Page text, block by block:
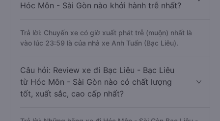
Hóc Môn - Sài Gòn nào khởi hành trễ nhất?
Trả lời: Chuyến xe có giờ xuất phát trễ (muộn) nhất là
vào lúc 23:59 là của nhà xe Anh Tuấn (Bạc Liêu).
Câu hỏi: Review xe đi Bạc Liêu - Bạc Liêu
từ Hóc Môn - Sài Gòn nào có chất lượng
tốt, xuất sắc, cao cấp nhất?